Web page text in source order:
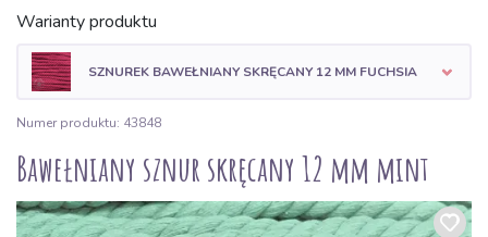
Warianty produktu
SZNUREK BAWEŁNIANY SKRĘCANY 12 MM FUCHSIA
Numer produktu: 43848
Bawełniany sznur skręcany 12 mm mint